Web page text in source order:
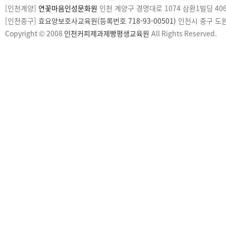
[인천계양] 연꽃마음인성문화원 인천 계양구 경명대로 1074 삼환1빌딩
[인천중구] 효요양보호사교육원(등록번호 718-93-00501) 인천시 중구
Copyright © 2008 인천커피제과제빵평생교육원 All Rights Reserved.